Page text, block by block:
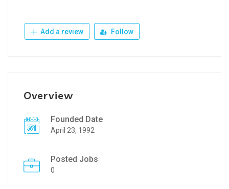
Add a review Follow
Overview
Founded Date
April 23, 1992
Posted Jobs
0